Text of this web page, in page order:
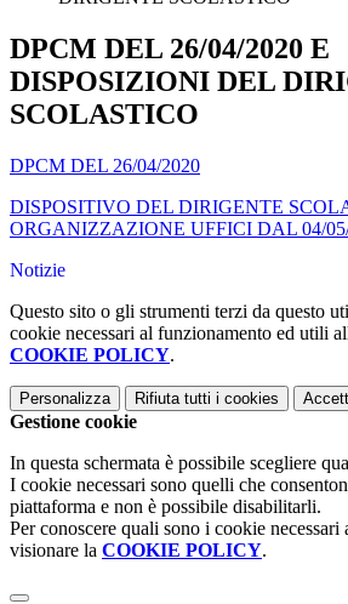
DPCM DEL 26/04/2020 E
DISPOSIZIONI DEL
SCOLASTICO
DPCM DEL 26/04/2020
DISPOSITIVO DEL DIRIGENTE
ORGANIZZAZIONE UFFICI DAL 04/
Notizie
Questo sito o gli strumenti terzi da questo
cookie necessari al funzionamento ed utili
COOKIE POLICY.
Personalizza Rifiuta tutti i cookies
Gestione cookie
In questa schermata è possibile scegliere
I cookie necessari sono quelli che
piattaforma e non è possibile disabilitarli.
Per conoscere quali sono i cookie
visionare la COOKIE POLICY.